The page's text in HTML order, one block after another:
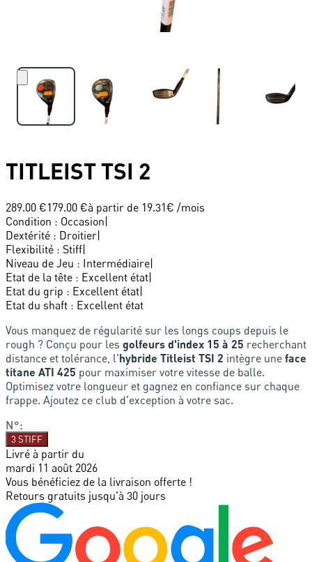
TITLEIST TSI 2
289.00 €179.00 €à partir de 19.31€ /mois
Condition : Occasion|
Dextérité : Droitier|
Flexibilité : Stiff|
Niveau de Jeu : Intermédiaire|
Etat de la tête : Excellent état|
Etat du grip : Excellent état|
Etat du shaft : Excellent état
Vous manquez de régularité sur les longs coups depuis le
rough ? Conçu pour les golfeurs d'index 15 à 25 recherchant
distance et tolérance, l'hybride Titleist TSI 2 intègre une face
titane ATI 425 pour maximiser votre vitesse de balle.
Optimisez votre longueur et gagnez en confiance sur chaque
frappe. Ajoutez ce club d'exception à votre sac.
N°:
3 STIFF
Livré à partir du
mardi 11 août 2026
Vous bénéficiez de la livraison offerte !
Retours gratuits jusqu'à 30 jours